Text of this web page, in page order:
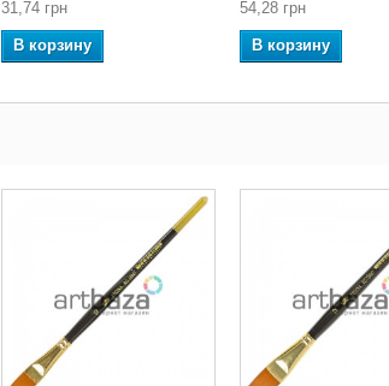
31,74 грн
В корзину
54,28 грн
В корзину